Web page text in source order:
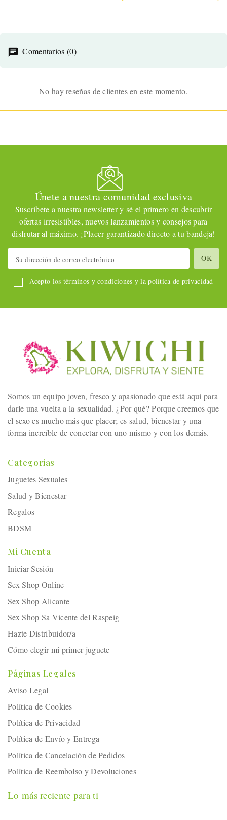
Comentarios (0)
No hay reseñas de clientes en este momento.
Únete a nuestra comunidad exclusiva
Suscríbete a nuestra newsletter y sé el primero en descubrir
ofertas irresistibles, nuevos lanzamientos y consejos para
disfrutar al máximo. ¡Placer garantizado directo a tu bandeja!
Acepto los términos y condiciones y la política de privacidad
Somos un equipo joven, fresco y apasionado que está aquí para
darle una vuelta a la sexualidad. ¿Por qué? Porque creemos que
el sexo es mucho más que placer; es salud, bienestar y una
forma increíble de conectar con uno mismo y con los demás.
Categorias
Juguetes Sexuales
Salud y Bienestar
Regalos
BDSM
Mi Cuenta
Iniciar Sesión
Sex Shop Online
Sex Shop Alicante
Sex Shop Sa Vicente del Raspeig
Hazte Distribuidor/a
Cómo elegir mi primer juguete
Páginas Legales
Aviso Legal
Política de Cookies
Política de Privacidad
Política de Envío y Entrega
Política de Cancelación de Pedidos
Política de Reembolso y Devoluciones
Lo más reciente para ti